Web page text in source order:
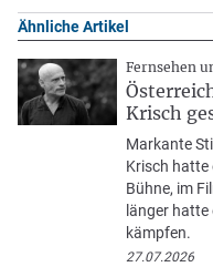
Ähnliche Artikel
Fernsehen
Krisch
Markante
Krisch hatte
Bühne, im
länger
kämpfen.
27.07.2026